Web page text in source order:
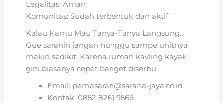
Legalitas: Aman
Komunitas: Sudah terbentuk dan aktif
Kalau Kamu Mau Tanya-Tanya Langsung…
Gue saranin jangan nunggu sampe unitnya
makin sedikit. Karena rumah kavling kayak
gini biasanya cepet banget diserbu.
Email: pemasaran@sarana-jaya.co.id
Kontak: 0852 8261 9566